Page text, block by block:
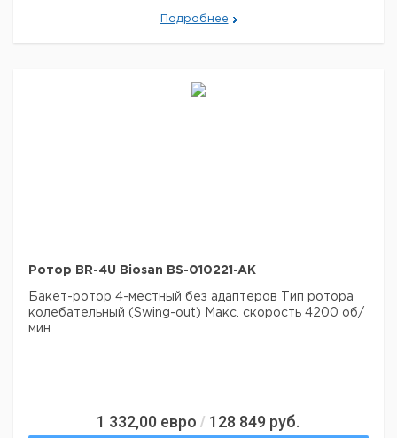
+
Подробнее
Ротор BR-4U Biosan BS-010221-AK
Бакет-ротор 4-местный без адаптеров Тип ротора
колебательный (Swing-out) Макс. скорость 4200 об/
мин
1 332,00 евро / 128 849 руб.